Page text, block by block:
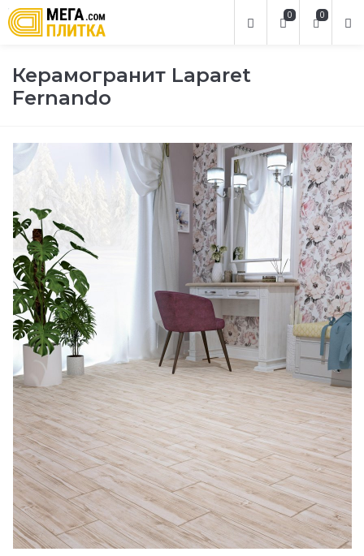
0
0
Керамогранит Laparet
Fernando